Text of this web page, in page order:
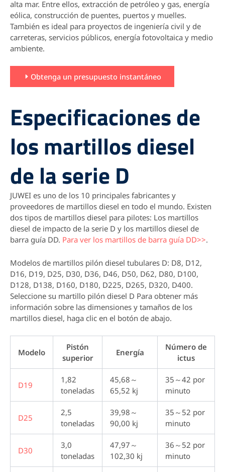
alta mar. Entre ellos, extracción de petróleo y gas, energía
eólica, construcción de puentes, puertos y muelles.
También es ideal para proyectos de ingeniería civil y de
carreteras, servicios públicos, energía fotovoltaica y medio
ambiente.
Obtenga un presupuesto instantáneo
Especificaciones de
los martillos diesel
de la serie D
JUWEI es uno de los 10 principales fabricantes y
proveedores de martillos diesel en todo el mundo. Existen
dos tipos de martillos diesel para pilotes: Los martillos
diesel de impacto de la serie D y los martillos diesel de
barra guía DD. Para ver los martillos de barra guía DD>>.
Modelos de martillos pilón diesel tubulares D: D8, D12,
D16, D19, D25, D30, D36, D46, D50, D62, D80, D100,
D128, D138, D160, D180, D225, D265, D320, D400.
Seleccione su martillo pilón diesel D Para obtener más
información sobre las dimensiones y tamaños de los
martillos diesel, haga clic en el botón de abajo.
Modelo
Pistón
superior
Energía
Número de
ictus
D19
1,82
toneladas
45,68～
65,52 kj
35～42 por
minuto
D25
2,5
toneladas
39,98～
90,00 kj
35～52 por
minuto
D30
3,0
toneladas
47,97～
102,30 kj
36～52 por
minuto